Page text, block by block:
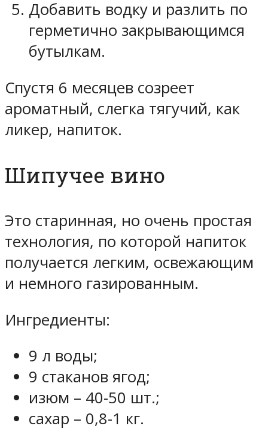
Добавить водку и разлить по
герметично закрывающимся
бутылкам.
Спустя 6 месяцев созреет
ароматный, слегка тягучий, как
ликер, напиток.
Шипучее вино
Это старинная, но очень простая
технология, по которой напиток
получается легким, освежающим
и немного газированным.
Ингредиенты:
9 л воды;
9 стаканов ягод;
изюм – 40-50 шт.;
сахар – 0,8-1 кг.